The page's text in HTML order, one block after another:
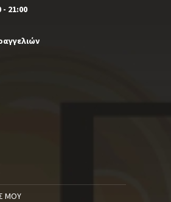
- 21:00
ΜΟΥ